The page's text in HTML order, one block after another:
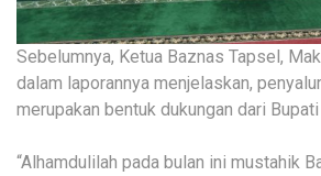
Sebelumnya, Ketua Baznas Tapsel,
dalam laporannya menjelaskan,
merupakan bentuk dukungan dari
“Alhamdulilah pada bulan ini mustahik